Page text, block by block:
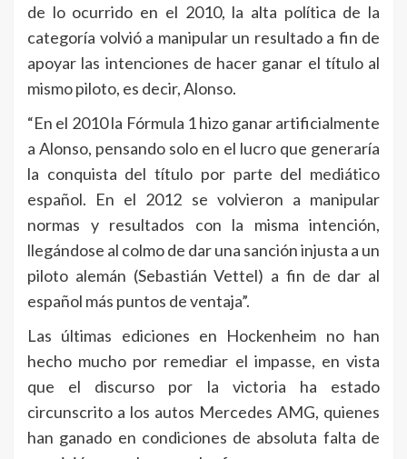
de lo ocurrido en el 2010, la alta política de la
categoría volvió a manipular un resultado a fin de
apoyar las intenciones de hacer ganar el título al
mismo piloto, es decir, Alonso.
“En el 2010 la Fórmula 1 hizo ganar artificialmente
a Alonso, pensando solo en el lucro que generaría
la conquista del título por parte del mediático
español. En el 2012 se volvieron a manipular
normas y resultados con la misma intención,
llegándose al colmo de dar una sanción injusta a un
piloto alemán (Sebastián Vettel) a fin de dar al
español más puntos de ventaja”.
Las últimas ediciones en Hockenheim no han
hecho mucho por remediar el impasse, en vista
que el discurso por la victoria ha estado
circunscrito a los autos Mercedes AMG, quienes
han ganado en condiciones de absoluta falta de